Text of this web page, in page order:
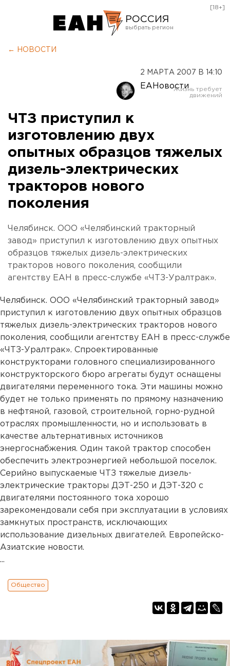
РОССИЯ
Оренбург
[18+]
← НОВОСТИ
2 МАРТА 2007 В 14:10
ЕАНовости
ЧТЗ приступил к
изготовлению двух
опытных образцов тяжелых
дизель-электрических
тракторов нового
поколения
Челябинск. ООО «Челябинский тракторный
завод» приступил к изготовлению двух опытных
образцов тяжелых дизель-электрических
тракторов нового поколения, сообщили
агентству ЕАН в пресс-службе «ЧТЗ-Уралтрак».
Челябинск. ООО «Челябинский тракторный завод»
приступил к изготовлению двух опытных образцов
тяжелых дизель-электрических тракторов нового
поколения, сообщили агентству ЕАН в пресс-службе
«ЧТЗ-Уралтрак». Спроектированные
конструкторами головного специализированного
конструкторского бюро агрегаты будут оснащены
двигателями переменного тока. Эти машины можно
будет не только применять по прямому назначению
в нефтяной, газовой, строительной, горно-рудной
отраслях промышленности, но и использовать в
качестве альтернативных источников
энергоснабжения. Один такой трактор способен
обеспечить электроэнергией небольшой поселок.
Серийно выпускаемые ЧТЗ тяжелые дизель-
электрические тракторы ДЭТ-250 и ДЭТ-320 с
двигателями постоянного тока хорошо
зарекомендовали себя при эксплуатации в условиях
замкнутых пространств, исключающих
использование дизельных двигателей. Европейско-
Азиатские новости.
...
Общество